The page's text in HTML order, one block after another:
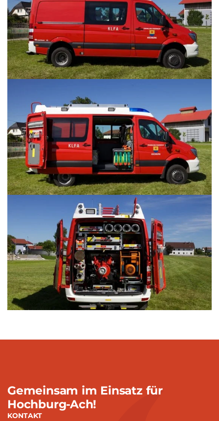
Gemeinsam im Einsatz für
Hochburg-Ach!
KONTAKT